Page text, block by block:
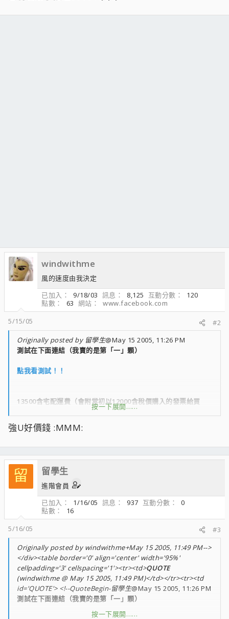
windwithme
風的速度由我決定
已加入
9/18/03 訊息 8,125 互動分數
120
點數
63 網站
www.facebook.com
5/15/05
#2
Originally posted by 留學生@May 15 2005, 11:26 PM
測試在下面連結（我賣的是第「一」顆）
點我看測試！！
13500含宅配運費（會附當初以12000含稅價購入的發票給買
自取減一百
當初也虧了接近3000 :QQQ:
按一下展開……
強U好價錢 :MMM:
留 留學生
進階會員
已加入
1/16/05 訊息 937 互動分數
0
點數
16
5/16/05
#3
Originally posted by windwithme+May 15 2005, 11:49 PM-->
</div><table border='0' align='center' width='95%'
cellpadding='3' cellspacing='1'><tr><td>QUOTE
(windwithme @ May 15 2005, 11:49 PM)</td></tr><tr><td
id='QUOTE'> <!--QuoteBegin-留學生@May 15 2005, 11:26 PM
測試在下面連結（我賣的是第「一」顆）
按一下展開……